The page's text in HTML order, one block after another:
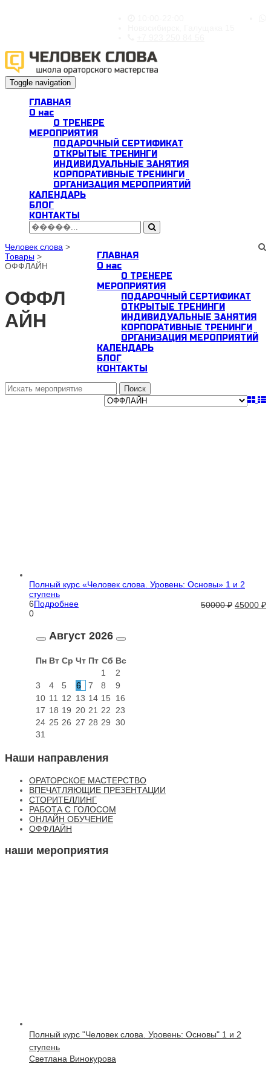
Toggle navigation
ГЛАВНАЯ
О нас
О ТРЕНЕРЕ
МЕРОПРИЯТИЯ
ПОДАРОЧНЫЙ СЕРТИФИКАТ
ОТКРЫТЫЕ ТРЕНИНГИ
ИНДИВИДУАЛЬНЫЕ ЗАНЯТИЯ
КОРПОРАТИВНЫЕ ТРЕНИНГИ
ОРГАНИЗАЦИЯ МЕРОПРИЯТИЙ
КАЛЕНДАРЬ
БЛОГ
КОНТАКТЫ
ГЛАВНАЯ
О нас
О ТРЕНЕРЕ
МЕРОПРИЯТИЯ
ПОДАРОЧНЫЙ СЕРТИФИКАТ
ОТКРЫТЫЕ ТРЕНИНГИ
ИНДИВИДУАЛЬНЫЕ ЗАНЯТИЯ
КОРПОРАТИВНЫЕ ТРЕНИНГИ
ОРГАНИЗАЦИЯ МЕРОПРИЯТИЙ
КАЛЕНДАРЬ
БЛОГ
КОНТАКТЫ
Человек слова >
Товары >
ОФФЛАЙН
ОФФЛ
АЙН
Поиск
для:
Полный курс «Человек слова. Уровень: Основы» 1 и 2
ступень
6
0
50000₽ 45000 ₽
Подробнее
Август 2026
Пн Вт Ср Чт Пт Сб Вс
1
2
3
4 5 6 7 8
9
10 11 12 13 14 15
16
17 18 19 20 21 22 23
24 25 26 27 28 29 30
31
Наши направления
ОРАТОРСКОЕ МАСТЕРСТВО
ВПЕЧАТЛЯЮЩИЕ ПРЕЗЕНТАЦИИ
СТОРИТЕЛЛИНГ
РАБОТА С ГОЛОСОМ
ОНЛАЙН ОБУЧЕНИЕ
ОФФЛАЙН
наши мероприятия
Полный курс "Человек слова. Уровень: Основы" 1 и 2
ступень
Светлана Винокурова